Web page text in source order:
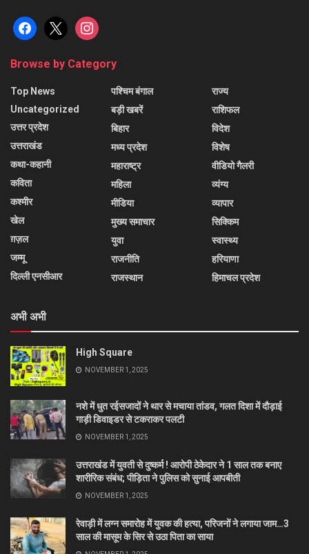
facebook
x instagram
Browse by Category
Top News
Uncategorized
उत्तर प्रदेश
उत्तराखंड
कथा-कहानी
कविता
कश्मीर
खेल
ग़ज़ल
जम्मू
दिल्ली एनसीआर
पश्चिम बंगाल
बड़ी खबरें
बिहार
मध्य प्रदेश
महाराष्ट्र
महिला
मीडिया
मुख्य समाचार
युवा
राजनीति
राजस्थान
राज्य
राशिफल
विदेश
विशेष
वीडियो गैलरी
व्यंग्य
व्यापार
सिक्किम
स्वास्थ्य
हरियाणा
हिमाचल प्रदेश
अभी अभी
High Square
NOVEMBER 1, 2025
नशे में धुत रईसजादों ने थार से मचाया तांडव, गलत दिशा में दौड़ाई
गाड़ी डिवाइडर से टकराकर पलटी
NOVEMBER 1, 2025
उत्तराखंड में युवती से दुष्कर्म ! आरोपी ठेकेदार ने 1 साल तक बनाए
शारीरिक संबंध; पीड़िता ने पुलिस को सुनाई आपबीती
NOVEMBER 1, 2025
रेवाड़ी में लग्न समारोह में युवक की हत्या, परिजनों ने लगाया जाम…3
साल की मासूम के सिर से उठा पिता का साया